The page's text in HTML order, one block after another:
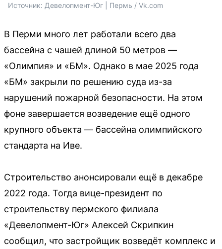
Источник: Девелопмент-Юг | Пермь / Vk.com
В Перми много лет работали всего два
бассейна с чашей длиной 50 метров —
«Олимпия» и «БМ». Однако в мае 2025 года
«БМ» закрыли по решению суда из-за
нарушений пожарной безопасности. На этом
фоне завершается возведение ещё одного
крупного объекта — бассейна олимпийского
стандарта на Иве.
Строительство анонсировали ещё в декабре
2022 года. Тогда вице-президент по
строительству пермского филиала
«Девелопмент-Юг» Алексей Скрипкин
сообщил, что застройщик возведёт комплекс и